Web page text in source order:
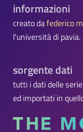
informazioni
creato dafederico
l'università di pavia.
sorgente dati
tutti i dati delle
ed importati in